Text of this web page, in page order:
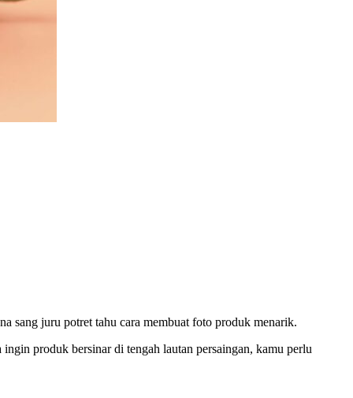
sang juru potret tahu cara membuat foto produk menarik.
produk bersinar di tengah lautan persaingan, kamu perlu